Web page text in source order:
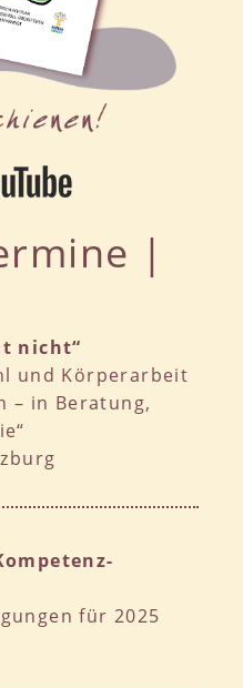
|
nicht“
und Körperarbeit
– in Beratung,
für 2025